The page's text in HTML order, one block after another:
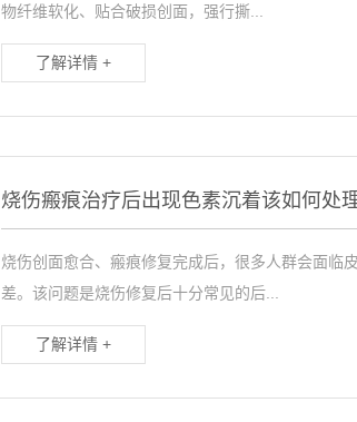
物纤维软化、贴合破损创面，强行撕...
了解详情 +
烧伤瘢痕治疗后出现色素沉着该如何处
烧伤创面愈合、瘢痕修复完成后，很多人群会面临
差。该问题是烧伤修复后十分常见的后...
了解详情 +